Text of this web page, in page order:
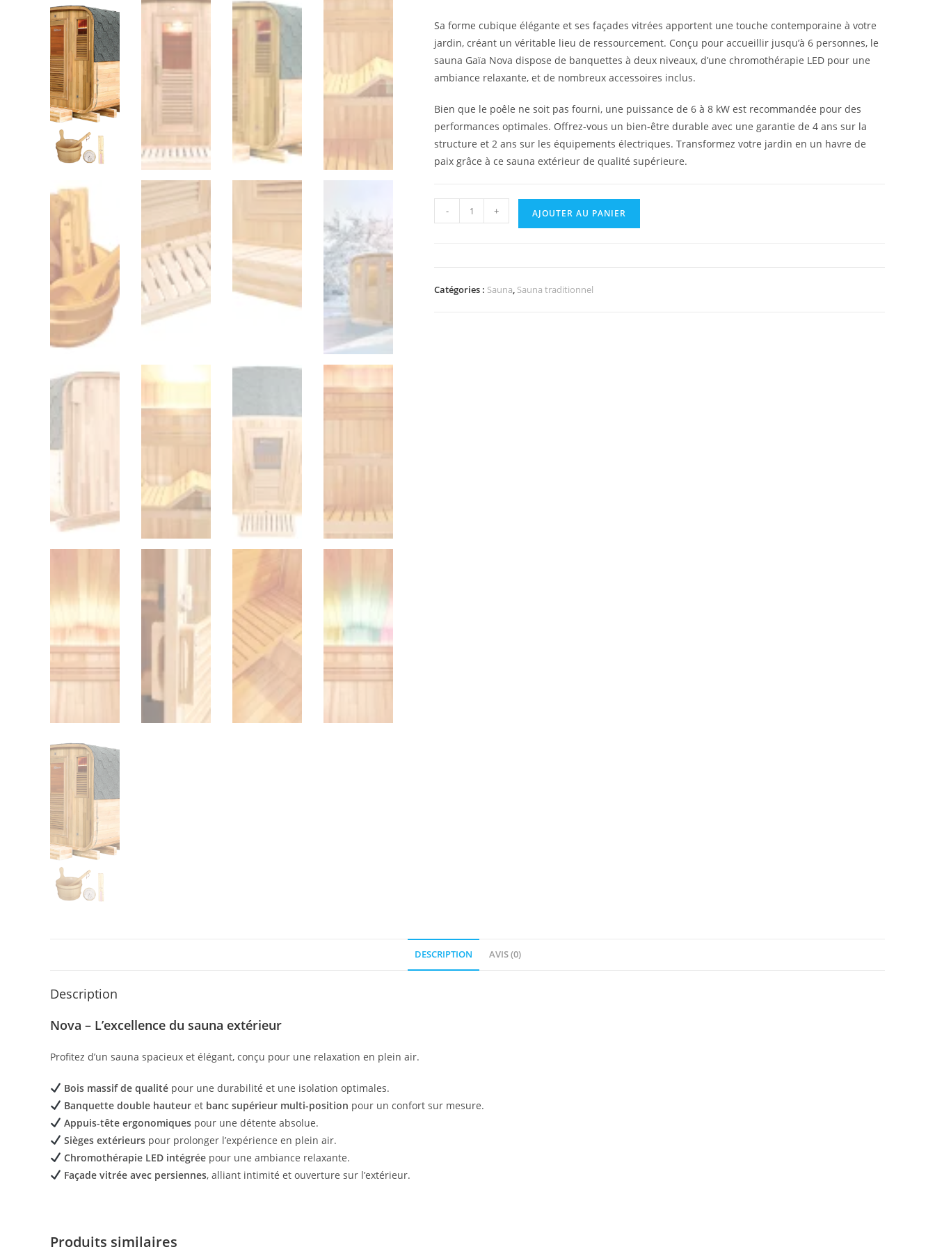
Sa forme cubique élégante et ses façades vitrées apportent une touche contemporaine à votre
jardin, créant un véritable lieu de ressourcement. Conçu pour accueillir jusqu’à 6 personnes, le
sauna Gaïa Nova dispose de banquettes à deux niveaux, d’une chromothérapie LED pour une
ambiance relaxante, et de nombreux accessoires inclus.
Bien que le poêle ne soit pas fourni, une puissance de 6 à 8 kW est recommandée pour des
performances optimales. Offrez-vous un bien-être durable avec une garantie de 4 ans sur la
structure et 2 ans sur les équipements électriques. Transformez votre jardin en un havre de
paix grâce à ce sauna extérieur de qualité supérieure.
quantité
de
-
- + AJOUTER AU PANIER
Catégories : Sauna, Sauna traditionnel
DESCRIPTION AVIS (0)
Description
Nova – L’excellence du sauna extérieur
Profitez d’un sauna spacieux et élégant, conçu pour une relaxation en plein air.
Bois massif de qualitépour une durabilité et une isolation optimales.
Banquette double hauteuret banc supérieur multi-position pour un confort sur mesure.
Appuis-tête ergonomiquespour une détente absolue.
Sièges extérieurspour prolonger l’expérience en plein air.
Chromothérapie LED intégréepour une ambiance relaxante.
Façade vitrée avec persiennes, alliant intimité et ouverture sur l’extérieur.
Produits similaires